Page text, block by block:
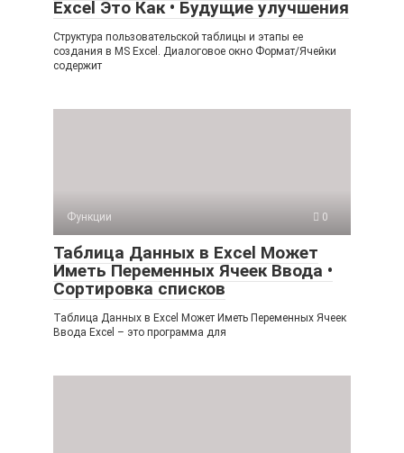
Excel Это Как • Будущие улучшения
Структура пользовательской таблицы и этапы ее
создания в MS Excel. Диалоговое окно Формат/Ячейки
содержит
Функции 0
Таблица Данных в Excel Может
Иметь Переменных Ячеек Ввода •
Сортировка списков
Таблица Данных в Excel Может Иметь Переменных Ячеек
Ввода Excel – это программа для